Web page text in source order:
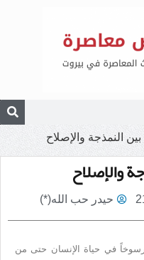
النمذجة والإصلاح
والإصلاح
حيدر حب الله(*)
رسوخاً في حياة الإنسان حتى من